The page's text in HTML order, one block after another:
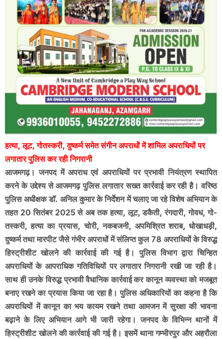
हत्या, लूट, गोतस्करी, दुष्कर्म समेत संगीन अपराधों में शामिल अपराधियों पर
लगातार पुलिस कर रही निगरानी
आजमगढ़। जनपद में अपराध एवं अपराधियों पर प्रभावी नियंत्रण स्थापित
करने के उद्देश्य से आजमगढ़ पुलिस लगातार सख्त कार्रवाई कर रही है। वरिष्ठ
पुलिस अधीक्षक डॉ. अनिल कुमार के निर्देशन में चलाए जा रहे विशेष अभियान के
तहत 20 सितंबर 2025 से अब तक हत्या, लूट, डकैती, रंगदारी, गोवध, गो-
तस्करी, हत्या का प्रयास, चोरी, नकबजनी, अपमिश्रित शराब, धोखाधड़ी,
दुष्कर्म तथा मारपीट जैसे गंभीर अपराधों में संलिप्त कुल 78 अपराधियों के विरुद्ध
हिस्ट्रीशीट खोलने की कार्रवाई की गई है। पुलिस विभाग द्वारा चिन्हित
अपराधियों के आपराधिक गतिविधियों पर लगातार निगरानी रखी जा रही है।
साथ ही उनके विरुद्ध प्रभावी वैधानिक कार्रवाई कर कानून व्यवस्था को मजबूत
बनाए रखने का प्रयास किया जा रहा है। पुलिस अधिकारियों का कहना है कि
अपराधियों में कानून का भय कायम रखने तथा आमजन में सुरक्षा की भावना
बढ़ाने के लिए अभियान आगे भी जारी रहेगा। जनपद के विभिन्न थानों में
हिस्ट्रीशीट खोलने की कार्रवाई की गई है। इसमें थाना गम्भीरपुर और अहरौला